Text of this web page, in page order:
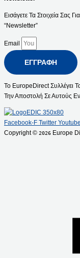
Εισάγετε Τα Στοιχεία Σας
“Newsletter”
Email
ΕΓΓΡΑΦΉ
Το EuropeDirect Συλλέγει
Την Αποστολή Σε Αυτούς
Facebook-F Twitter Youtube
Copyright © 2026 Europe